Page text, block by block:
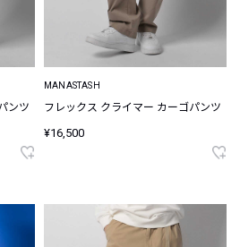
ンツ
MANASTASH
フレックス クライマー カーゴパンツ
¥16,500